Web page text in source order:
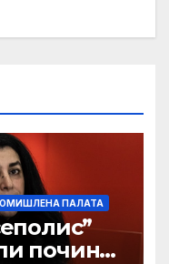
ПАЛАТА
почина